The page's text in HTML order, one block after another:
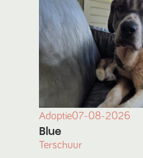
Adoptie07-08-2026
Blue
Terschuur